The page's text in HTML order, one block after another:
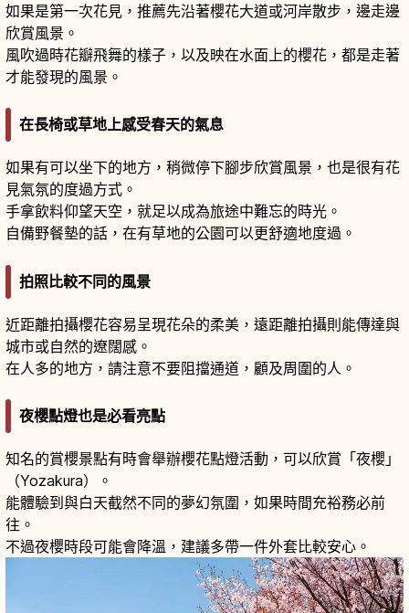
如果是第一次花見，推薦先沿著櫻花大道或河岸散步，邊走邊
欣賞風景。
風吹過時花瓣飛舞的樣子，以及映在水面上的櫻花，都是走著
才能發現的風景。
在長椅或草地上感受春天的氣息
如果有可以坐下的地方，稍微停下腳步欣賞風景，也是很有花
見氣氛的度過方式。
手拿飲料仰望天空，就足以成為旅途中難忘的時光。
自備野餐墊的話，在有草地的公園可以更舒適地度過。
拍照比較不同的風景
近距離拍攝櫻花容易呈現花朵的柔美，遠距離拍攝則能傳達與
城市或自然的遼闊感。
在人多的地方，請注意不要阻擋通道，顧及周圍的人。
夜櫻點燈也是必看亮點
知名的賞櫻景點有時會舉辦櫻花點燈活動，可以欣賞「夜櫻」
（Yozakura）。
能體驗到與白天截然不同的夢幻氛圍，如果時間充裕務必前
往。
不過夜櫻時段可能會降溫，建議多帶一件外套比較安心。